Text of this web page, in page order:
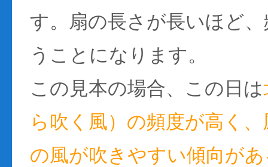
す。扇の長さが長いほど
うことになります。
この見本の場合、この日は
ら吹く風）の頻度が高く
の風が吹きやすい傾向が